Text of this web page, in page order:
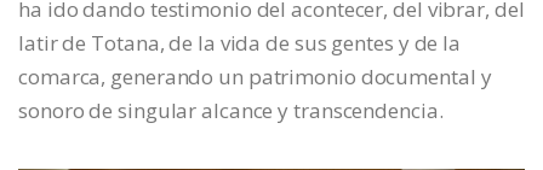
ha ido dando testimonio del acontecer, del vibrar, del
latir de Totana, de la vida de sus gentes y de la
comarca, generando un patrimonio documental y
sonoro de singular alcance y transcendencia.